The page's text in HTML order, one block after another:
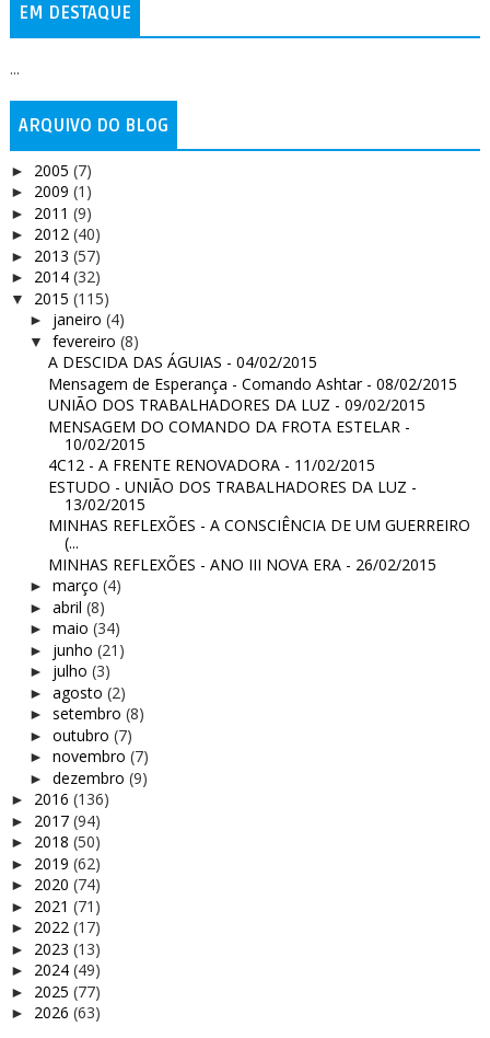
EM DESTAQUE
...
ARQUIVO DO BLOG
► 2005 (7)
► 2009 (1)
► 2011 (9)
► 2012 (40)
► 2013 (57)
► 2014 (32)
▼ 2015 (115)
► janeiro (4)
▼ fevereiro (8)
A DESCIDA DAS ÁGUIAS - 04/02/2015
Mensagem de Esperança - Comando Ashtar - 08/02/2015
UNIÃO DOS TRABALHADORES DA LUZ - 09/02/2015
MENSAGEM DO COMANDO DA FROTA ESTELAR -
10/02/2015
4C12 - A FRENTE RENOVADORA - 11/02/2015
ESTUDO - UNIÃO DOS TRABALHADORES DA LUZ -
13/02/2015
MINHAS REFLEXÕES - A CONSCIÊNCIA DE UM GUERREIRO
(...
MINHAS REFLEXÕES - ANO III NOVA ERA - 26/02/2015
► março (4)
► abril (8)
► maio (34)
► junho (21)
► julho (3)
► agosto (2)
► setembro (8)
► outubro (7)
► novembro (7)
► dezembro (9)
► 2016 (136)
► 2017 (94)
► 2018 (50)
► 2019 (62)
► 2020 (74)
► 2021 (71)
► 2022 (17)
► 2023 (13)
► 2024 (49)
► 2025 (77)
► 2026 (63)